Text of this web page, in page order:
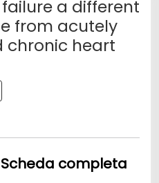
a different
from acutely
chronic heart
Scheda completa